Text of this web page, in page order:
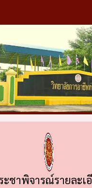
ะชาพิจารณ์รายละเ